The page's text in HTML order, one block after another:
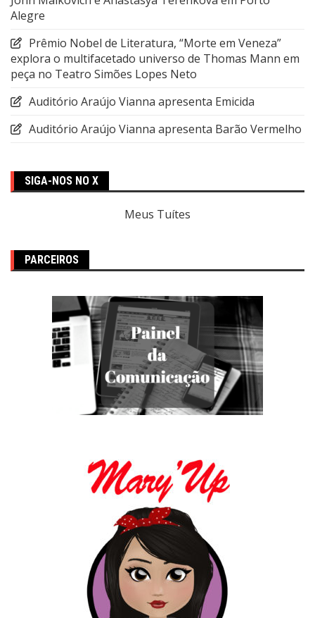
Alegre
Prêmio Nobel de Literatura, “Morte em Veneza”
explora o multifacetado universo de Thomas Mann em
peça no Teatro Simões Lopes Neto
Auditório Araújo Vianna apresenta Emicida
Auditório Araújo Vianna apresenta Barão Vermelho
SIGA-NOS NO X
Meus Tuítes
PARCEIROS